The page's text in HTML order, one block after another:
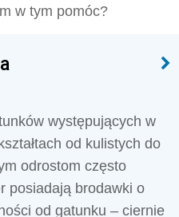
w tym pomóc?
występujących w
od kulistych do
odrostom często
posiadają brodawki o
od gatunku – ciernie